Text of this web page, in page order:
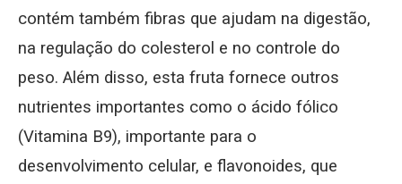
contém também fibras que ajudam na digestão,
na regulação do colesterol e no controle do
peso. Além disso, esta fruta fornece outros
nutrientes importantes como o ácido fólico
(Vitamina B9), importante para o
desenvolvimento celular, e flavonoides, que